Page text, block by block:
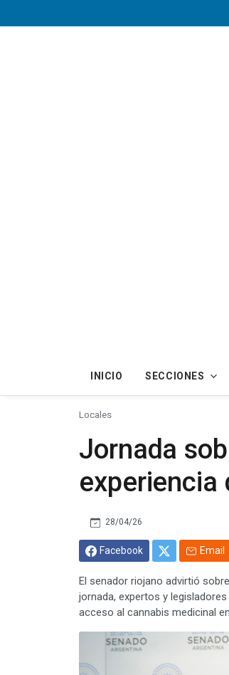
INICIO SECCIONES
Locales
Jornada
experiencia
28/04/26
Facebook Email
El senador riojano advirtió
jornada, expertos y
acceso al cannabis medicinal